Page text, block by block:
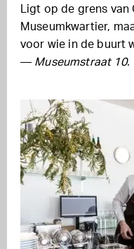
Ligt op de grens
Museumkwartier,
voor wie in de buurt
— Museumstraat 10.